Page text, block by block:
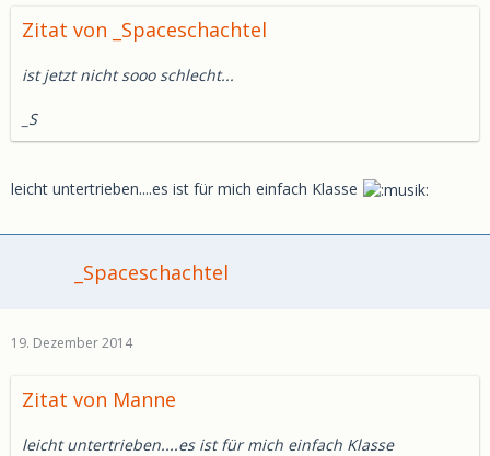
Zitat von _Spaceschachtel
ist jetzt nicht sooo schlecht...
_S
leicht untertrieben....es ist für mich einfach Klasse
_Spaceschachtel
19. Dezember 2014
Zitat von Manne
leicht untertrieben....es ist für mich einfach Klasse